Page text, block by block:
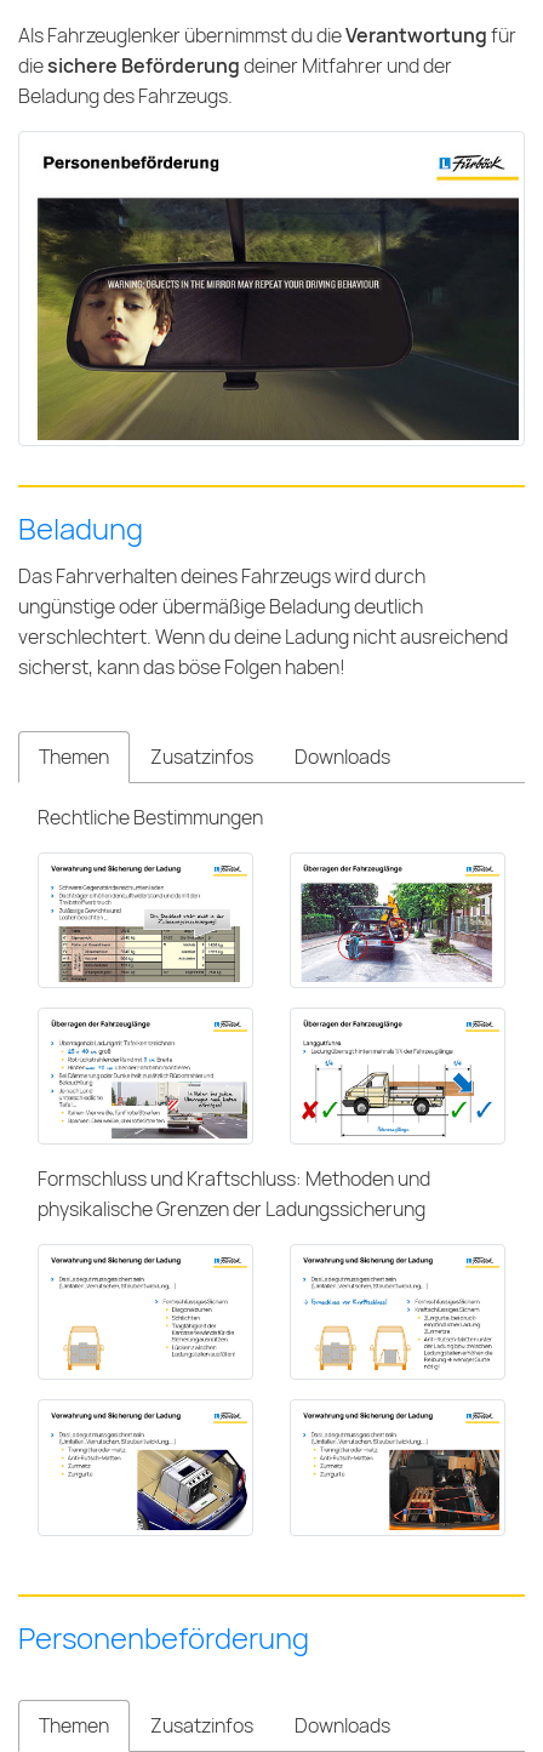
Als Fahrzeuglenker übernimmst du dieVerantwortungfür
diesichere Beförderungdeiner Mitfahrer und der
Beladung des Fahrzeugs.
Beladung
Das Fahrverhalten deines Fahrzeugs wird durch
ungünstige oder übermäßige Beladung deutlich
verschlechtert. Wenn du deine Ladung nicht ausreichend
sicherst, kann das böse Folgen haben!
Themen Zusatzinfos Downloads
Rechtliche Bestimmungen
Formschluss und Kraftschluss: Methoden und
physikalische Grenzen der Ladungssicherung
Personenbeförderung
Themen Zusatzinfos Downloads